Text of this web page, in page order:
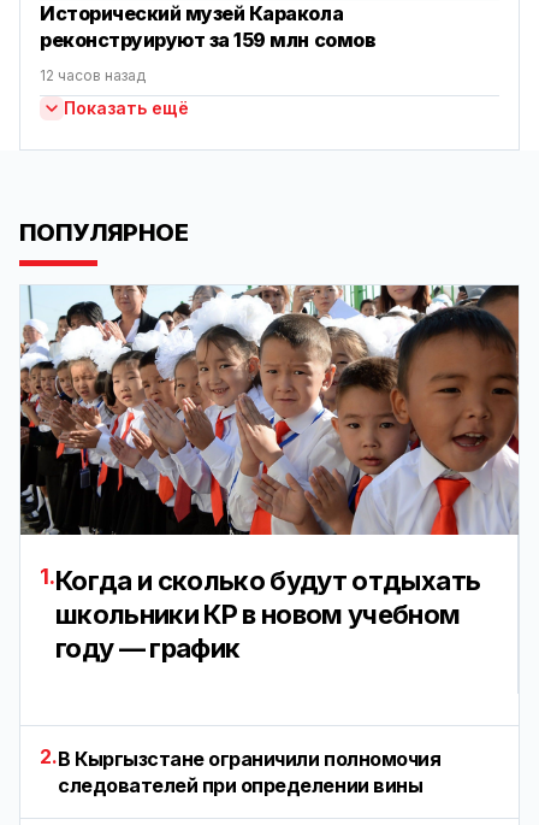
Исторический музей Каракола
реконструируют за 159 млн сомов
12 часов назад
Показать ещё
ПОПУЛЯРНОЕ
1.Когда и сколько будут отдыхать
школьники КР в новом учебном
году — график
2.В Кыргызстане ограничили полномочия
следователей при определении вины